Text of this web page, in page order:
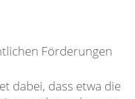
Förderungen
dabei, dass etwa die